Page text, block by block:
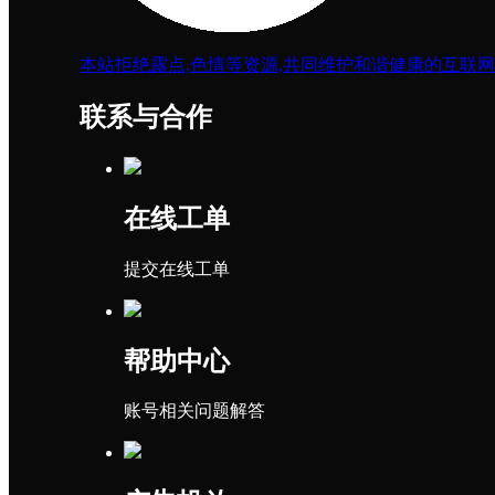
本站拒绝露点,色情等资源,共同维护和谐健康的互联
联系与合作
在线工单
提交在线工单
帮助中心
账号相关问题解答